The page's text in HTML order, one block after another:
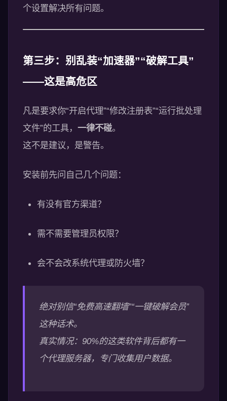
个设置解决所有问题。
第三步：别乱装“加速器”“破解工具”
——这是高危区
凡是要求你“开启代理”“修改注册表”“运行批处理
文件”的工具， 一律不碰。
这不是建议，是警告。
安装前先问自己几个问题：
有没有官方渠道？
需不需要管理员权限？
会不会改系统代理或防火墙？
绝对别信“免费高速翻墙”“一键破解会员”
这种话术。
真实情况：90%的这类软件背后都有一
个代理服务器，专门收集用户数据。